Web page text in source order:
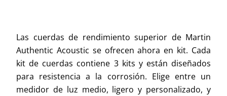
Las cuerdas de rendimiento superior de Martin
Authentic Acoustic se ofrecen ahora en kit. Cada
kit de cuerdas contiene 3 kits y están diseñados
para resistencia a la corrosión. Elige entre un
medidor de luz medio, ligero y personalizado, y